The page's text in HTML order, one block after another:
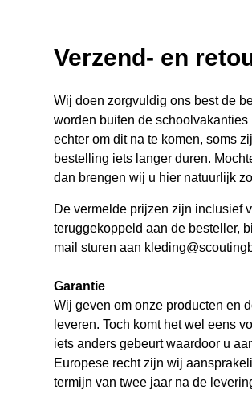
Verzend- en
Wij doen zorgvuldig ons best de
worden buiten de
echter om dit na te komen, soms
bestelling iets langer duren.
dan brengen wij u hier natuurlijk
De vermelde prijzen zijn inclusief
teruggekoppeld aan de besteller,
mail sturen aan
Garantie
Wij geven om onze producten en
leveren. Toch komt het wel eens
iets anders gebeurt waardoor u
Europese recht zijn wij
termijn van twee jaar na de